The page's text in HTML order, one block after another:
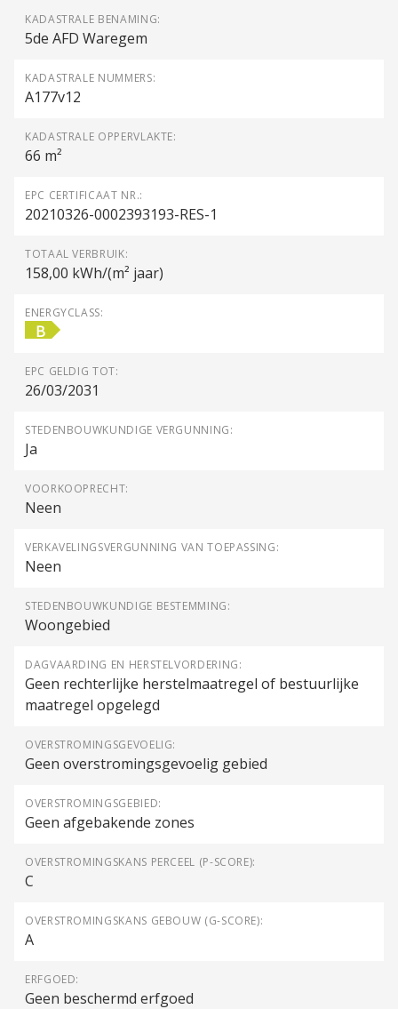
KADASTRALE BENAMING:
5de AFD Waregem
KADASTRALE NUMMERS:
A177v12
KADASTRALE OPPERVLAKTE:
66 m²
EPC CERTIFICAAT NR.:
20210326-0002393193-RES-1
TOTAAL VERBRUIK:
158,00 kWh/(m² jaar)
ENERGYCLASS:
B
EPC GELDIG TOT:
26/03/2031
STEDENBOUWKUNDIGE VERGUNNING:
Ja
VOORKOOPRECHT:
Neen
VERKAVELINGSVERGUNNING VAN TOEPASSING:
Neen
STEDENBOUWKUNDIGE BESTEMMING:
Woongebied
DAGVAARDING EN HERSTELVORDERING:
Geen rechterlijke herstelmaatregel of bestuurlijke
maatregel opgelegd
OVERSTROMINGSGEVOELIG:
Geen overstromingsgevoelig gebied
OVERSTROMINGSGEBIED:
Geen afgebakende zones
OVERSTROMINGSKANS PERCEEL (P-SCORE):
C
OVERSTROMINGSKANS GEBOUW (G-SCORE):
A
ERFGOED:
Geen beschermd erfgoed